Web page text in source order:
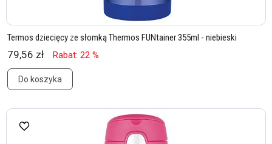
Termos dziecięcy ze słomką Thermos FUNtainer 355ml - niebieski
79,56 zł Rabat: 22 %
Do koszyka